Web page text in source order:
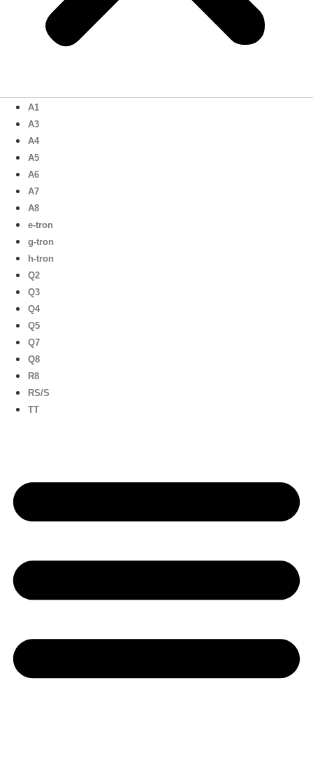
A1
A3
A4
A5
A6
A7
A8
e-tron
g-tron
h-tron
Q2
Q3
Q4
Q5
Q7
Q8
R8
RS/S
TT